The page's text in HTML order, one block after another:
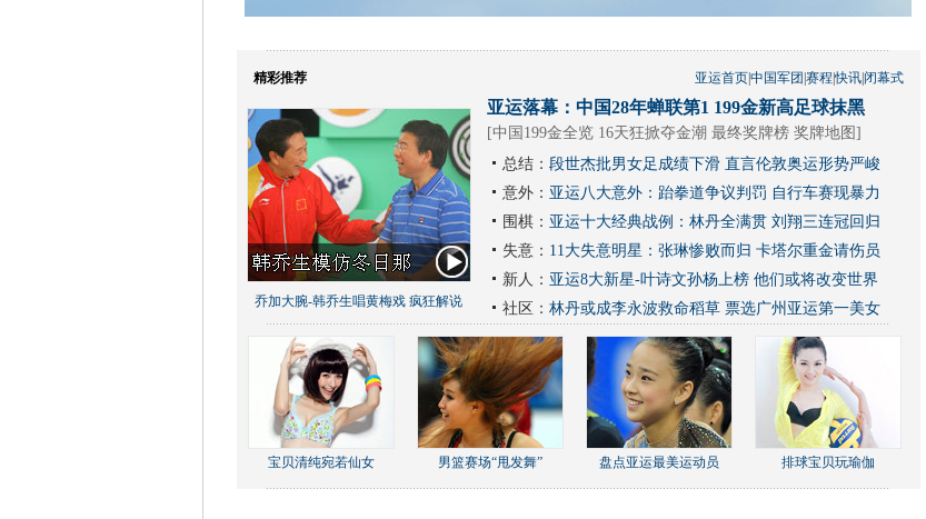
精彩推荐 亚运首页|中国军团 赛程|快讯|闭幕式
乔加大腕-韩乔生唱黄梅戏 疯狂解说
亚运落幕：中国28年蝉联第1 199金新高足球抹黑
[中国199金全览 16天狂掀夺金潮 最终奖牌榜 奖牌地图 ]
总结： 段世杰批男女足成绩下滑 直言伦敦奥运形势严峻
意外： 亚运八大意外：跆拳道争议判罚 自行车赛现暴力
围棋： 亚运十大经典战例：林丹全满贯 刘翔三连冠回归
失意： 11大失意明星：张琳惨败而归 卡塔尔重金请伤员
新人： 亚运8大新星-叶诗文孙杨上榜 他们或将改变世界
社区： 林丹或成李永波救命稻草 票选广州亚运第一美女
宝贝清纯宛若仙女 男篮赛场“甩发舞” 盘点亚运最美运动员 排球宝贝玩瑜伽